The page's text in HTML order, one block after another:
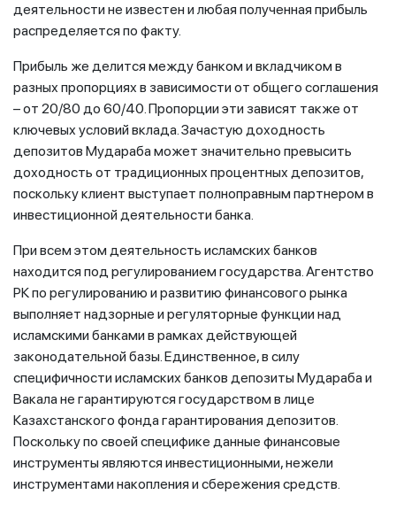
деятельности не известен и любая полученная прибыль
распределяется по факту.
Прибыль же делится между банком и вкладчиком в
разных пропорциях в зависимости от общего соглашения
– от 20/80 до 60/40. Пропорции эти зависят также от
ключевых условий вклада. Зачастую доходность
депозитов Мудараба может значительно превысить
доходность от традиционных процентных депозитов,
поскольку клиент выступает полноправным партнером в
инвестиционной деятельности банка.
При всем этом деятельность исламских банков
находится под регулированием государства. Агентство
РК по регулированию и развитию финансового рынка
выполняет надзорные и регуляторные функции над
исламскими банками в рамках действующей
законодательной базы. Единственное, в силу
специфичности исламских банков депозиты Мудараба и
Вакала не гарантируются государством в лице
Казахстанского фонда гарантирования депозитов.
Поскольку по своей специфике данные финансовые
инструменты являются инвестиционными, нежели
инструментами накопления и сбережения средств.